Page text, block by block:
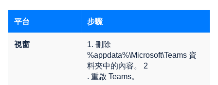
平台 步驟
視窗
1. 刪除
%appdata%\Microsoft\Teams 資
料夾中的內容。 2
. 重啟 Teams。